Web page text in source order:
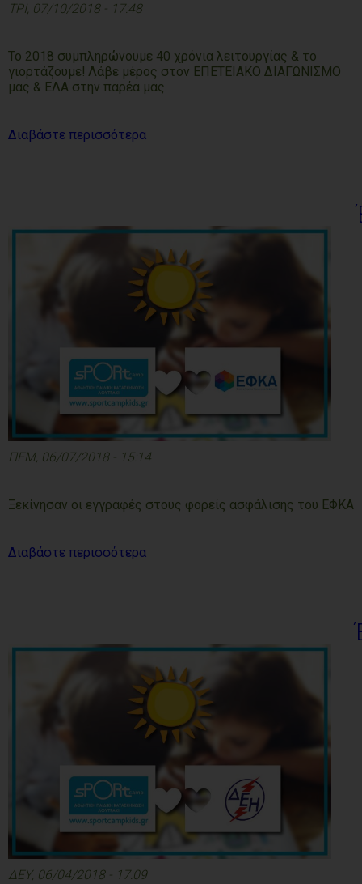
ΤΡΙ, 07/10/2018 - 17:48
Το 2018 συμπληρώνουμε 40 χρόνια λειτουργίας & το
γιορτάζουμε! Λάβε μέρος στον ΕΠΕΤΕΙΑΚΟ ΔΙΑΓΩΝΙΣΜΟ
μας & ΕΛΑ στην παρέα μας.
Διαβάστε περισσότερα
ΠΕΜ, 06/07/2018 - 15:14
Ξεκίνησαν οι εγγραφές στους φορείς ασφάλισης του ΕΦΚΑ
Διαβάστε περισσότερα
ΔΕΥ, 06/04/2018 - 17:09